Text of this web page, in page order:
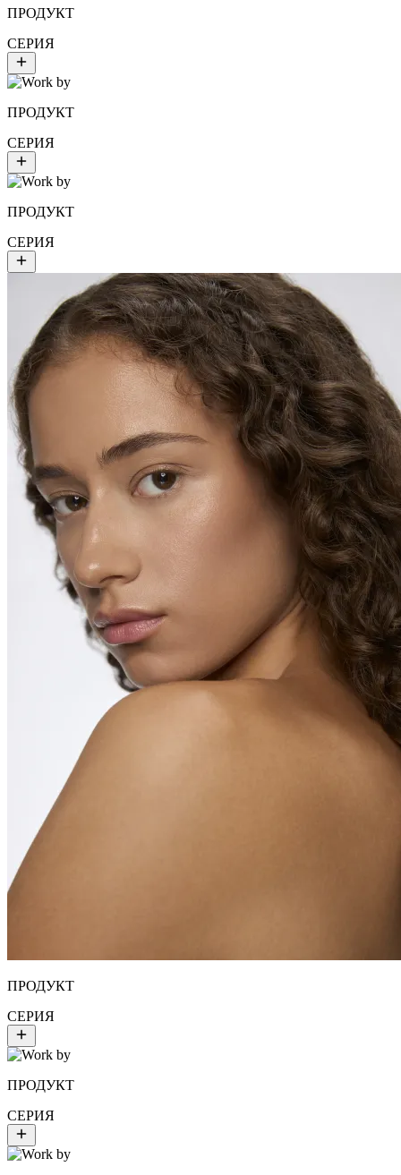
ПРОДУКТ
СЕРИЯ
ПРОДУКТ
СЕРИЯ
ПРОДУКТ
СЕРИЯ
ПРОДУКТ
СЕРИЯ
ПРОДУКТ
СЕРИЯ